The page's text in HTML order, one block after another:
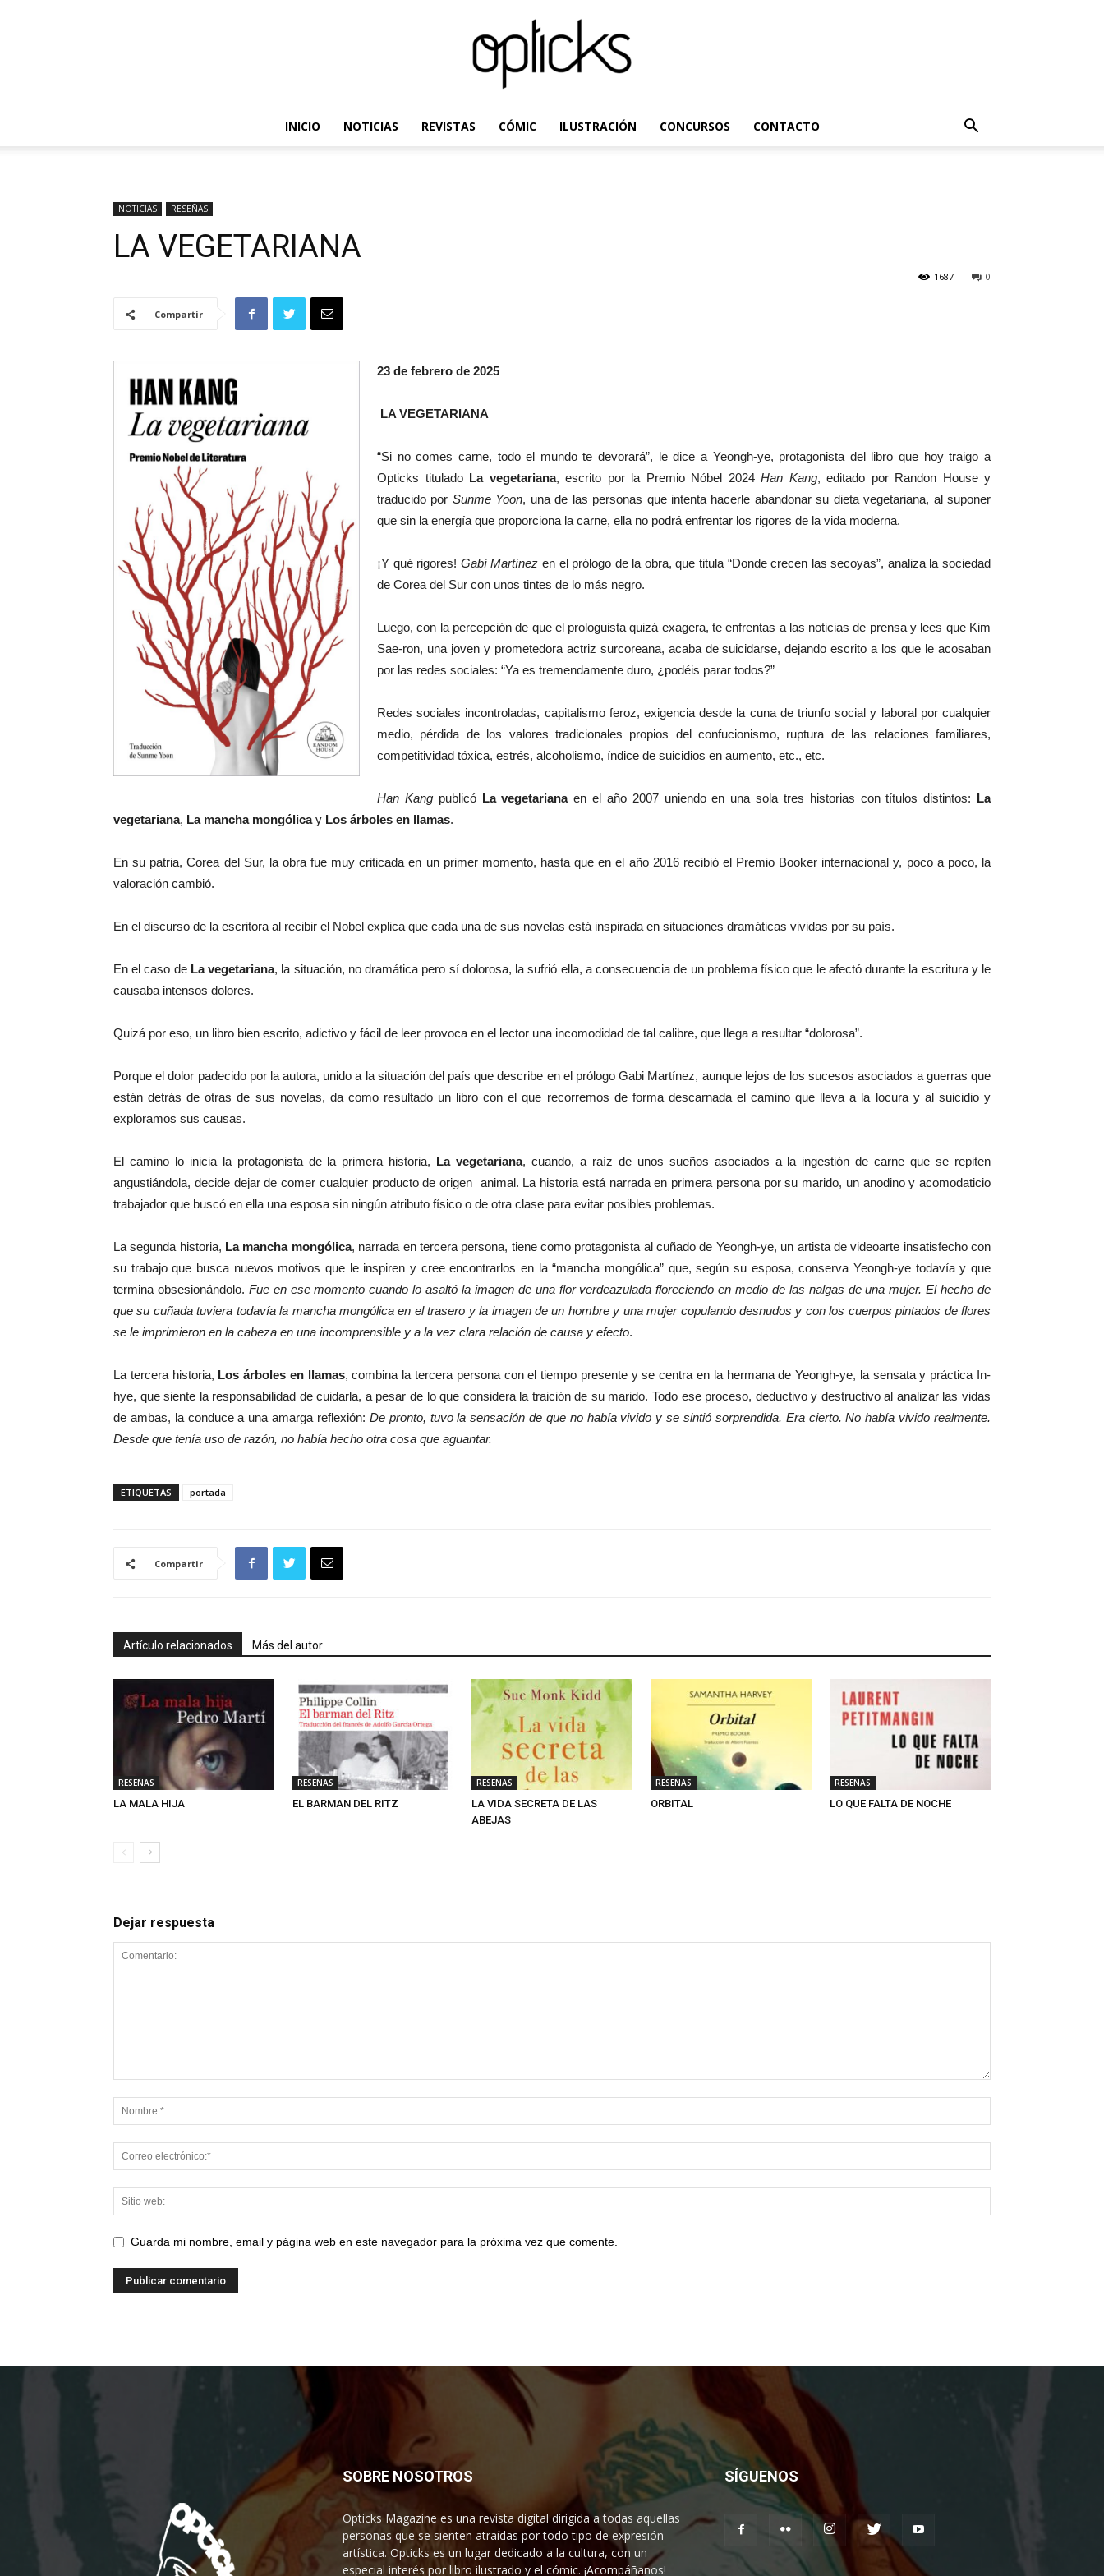
INICIO NOTICIAS REVISTAS CÓMIC ILUSTRACIÓN CONCURSOS CONTACTO
NOTICIAS RESEÑAS
LA VEGETARIANA
0
1687
Compartir
23 de febrero de 2025
LA VEGETARIANA
“Si no comes carne, todo el mundo te devorará”, le dice a Yeongh-ye, protagonista del libro que hoy traigo a
Opticks titulado La vegetariana, escrito por la Premio Nóbel 2024 Han Kang, editado por Randon House y
traducido por Sunme Yoon, una de las personas que intenta hacerle abandonar su dieta vegetariana, al suponer
que sin la energía que proporciona la carne, ella no podrá enfrentar los rigores de la vida moderna.
¡Y qué rigores! Gabí Martínez en el prólogo de la obra, que titula “Donde crecen las secoyas”, analiza la sociedad
de Corea del Sur con unos tintes de lo más negro.
Luego, con la percepción de que el prologuista quizá exagera, te enfrentas a las noticias de prensa y lees que Kim
Sae-ron, una joven y prometedora actriz surcoreana, acaba de suicidarse, dejando escrito a los que le acosaban
por las redes sociales: “Ya es tremendamente duro, ¿podéis parar todos?”
Redes sociales incontroladas, capitalismo feroz, exigencia desde la cuna de triunfo social y laboral por cualquier
medio, pérdida de los valores tradicionales propios del confucionismo, ruptura de las relaciones familiares,
competitividad tóxica, estrés, alcoholismo, índice de suicidios en aumento, etc., etc.
Han Kang publicó La vegetarianaen el año 2007 uniendo en una sola tres historias con títulos distintos: La
vegetariana, La mancha mongólicay Los árboles en llamas.
En su patria, Corea del Sur, la obra fue muy criticada en un primer momento, hasta que en el año 2016 recibió el Premio Booker internacional y, poco a poco, la
valoración cambió.
En el discurso de la escritora al recibir el Nobel explica que cada una de sus novelas está inspirada en situaciones dramáticas vividas por su país.
En el caso de La vegetariana, la situación, no dramática pero sí dolorosa, la sufrió ella, a consecuencia de un problema físico que le afectó durante la escritura y le
causaba intensos dolores.
Quizá por eso, un libro bien escrito, adictivo y fácil de leer provoca en el lector una incomodidad de tal calibre, que llega a resultar “dolorosa”.
Porque el dolor padecido por la autora, unido a la situación del país que describe en el prólogo Gabi Martínez, aunque lejos de los sucesos asociados a guerras que
están detrás de otras de sus novelas, da como resultado un libro con el que recorremos de forma descarnada el camino que lleva a la locura y al suicidio y
exploramos sus causas.
El camino lo inicia la protagonista de la primera historia, La vegetariana, cuando, a raíz de unos sueños asociados a la ingestión de carne que se repiten
angustiándola, decide dejar de comer cualquier producto de origen animal. La historia está narrada en primera persona por su marido, un anodino y acomodaticio
trabajador que buscó en ella una esposa sin ningún atributo físico o de otra clase para evitar posibles problemas.
La segunda historia, La mancha mongólica, narrada en tercera persona, tiene como protagonista al cuñado de Yeongh-ye, un artista de videoarte insatisfecho con
su trabajo que busca nuevos motivos que le inspiren y cree encontrarlos en la “mancha mongólica” que, según su esposa, conserva Yeongh-ye todavía y que
termina obsesionándolo. Fue en ese momento cuando lo asaltó la imagen de una flor verdeazulada floreciendo en medio de las nalgas de una mujer. El hecho de
que su cuñada tuviera todavía la mancha mongólica en el trasero y la imagen de un hombre y una mujer copulando desnudos y con los cuerpos pintados de flores
se le imprimieron en la cabeza en una incomprensible y a la vez clara relación de causa y efecto.
La tercera historia, Los árboles en llamas, combina la tercera persona con el tiempo presente y se centra en la hermana de Yeongh-ye, la sensata y práctica In-
hye, que siente la responsabilidad de cuidarla, a pesar de lo que considera la traición de su marido. Todo ese proceso, deductivo y destructivo al analizar las vidas
de ambas, la conduce a una amarga reflexión: De pronto, tuvo la sensación de que no había vivido y se sintió sorprendida. Era cierto. No había vivido realmente.
Desde que tenía uso de razón, no había hecho otra cosa que aguantar.
ETIQUETAS portada
Compartir
Artículo relacionados Más del autor
RESEÑAS
LA MALA HIJA
RESEÑAS
EL BARMAN DEL RITZ
RESEÑAS
LA VIDA SECRETA DE LAS
ABEJAS
RESEÑAS
ORBITAL
RESEÑAS
LO QUE FALTA DE NOCHE
Dejar respuesta
Guarda mi nombre, email y página web en este navegador para la próxima vez que comente.
SOBRE NOSOTROS
Opticks Magazine es una revista digital dirigida a todas aquellas
personas que se sienten atraídas por todo tipo de expresión
artística. Opticks es un lugar dedicado a la cultura, con un
especial interés por libro ilustrado y el cómic. ¡Acompáñanos!
SÍGUENOS